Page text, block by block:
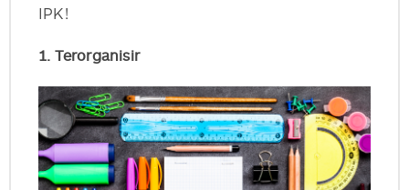
IPK!
1. Terorganisir